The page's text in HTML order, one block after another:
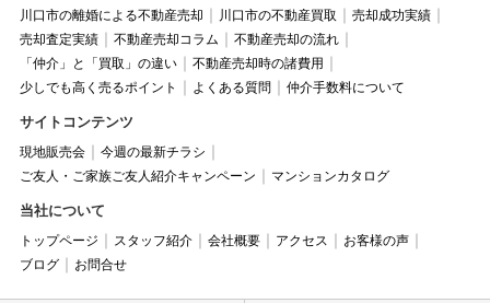
川口市の離婚による不動産売却
川口市の不動産買取
売却成功実績
売却査定実績
不動産売却コラム
不動産売却の流れ
「仲介」と「買取」の違い
不動産売却時の諸費用
少しでも高く売るポイント
よくある質問 仲介手数料について
サイトコンテンツ
現地販売会
今週の最新チラシ
ご友人・ご家族ご友人紹介キャンペーン
マンションカタログ
当社について
トップページ スタッフ紹介 会社概要 アクセス
お客様の声
ブログ
お問合せ